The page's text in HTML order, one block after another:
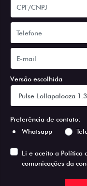
Versão escolhida
Preferência de contato:
Whatsapp
Li e aceito a Política
comunicações da